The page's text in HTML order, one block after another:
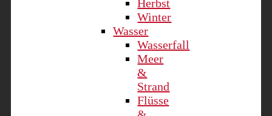
Herbst
Winter
Wasser
Wasserfall
Meer
&
Strand
Flüsse